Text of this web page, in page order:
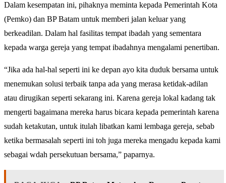
Dalam kesempatan ini, pihaknya meminta kepada Pemerintah Kota
(Pemko) dan BP Batam untuk memberi jalan keluar yang
berkeadilan. Dalam hal fasilitas tempat ibadah yang sementara
kepada warga gereja yang tempat ibadahnya mengalami penertiban.
“Jika ada hal-hal seperti ini ke depan ayo kita duduk bersama untuk
menemukan solusi terbaik tanpa ada yang merasa ketidak-adilan
atau dirugikan seperti sekarang ini. Karena gereja lokal kadang tak
mengerti bagaimana mereka harus bicara kepada pemerintah karena
sudah ketakutan, untuk itulah libatkan kami lembaga gereja, sebab
ketika bermasalah seperti ini toh juga mereka mengadu kepada kami
sebagai wdah persekutuan bersama,” paparnya.